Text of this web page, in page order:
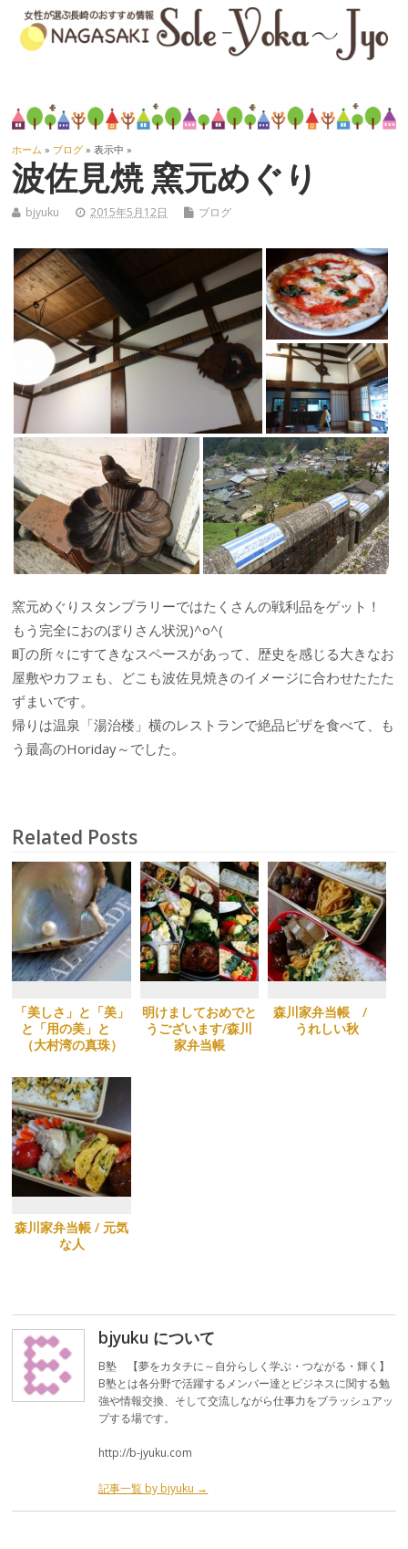
ホーム » ブログ » 表示中 »
波佐見焼 窯元めぐり
bjyuku 2015年5月12日 ブログ
窯元めぐりスタンプラリーではたくさんの戦利品をゲット！
もう完全におのぼりさん状況)^o^(
町の所々にすてきなスペースがあって、歴史を感じる大きなお
屋敷やカフェも、どこも波佐見焼きのイメージに合わせたたた
ずまいです。
帰りは温泉「湯治楼」横のレストランで絶品ピザを食べて、も
う最高のHoriday～でした。
Related Posts
「美しさ」と「美」
と「用の美」と
（大村湾の真珠）
明けましておめでと
うございます/森川
家弁当帳
森川家弁当帳 /
うれしい秋
森川家弁当帳 / 元気
な人
bjyuku について
B塾 【夢をカタチに～自分らしく学ぶ・つながる・輝く】
B塾とは各分野で活躍するメンバー達とビジネスに関する勉
強や情報交換、そして交流しながら仕事力をブラッシュアッ
プする場です。
http://b-jyuku.com
記事一覧 by bjyuku →